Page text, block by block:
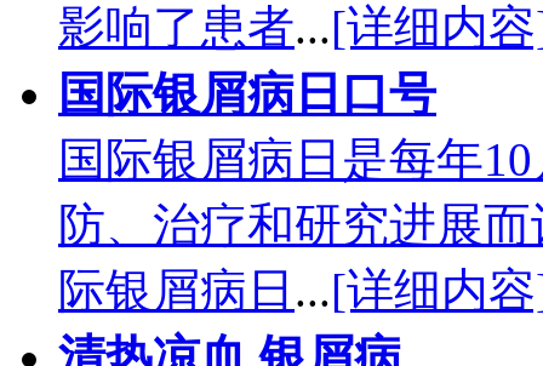
影响了患者...[详细内
国际银屑病日口号
国际银屑病日是每年
防、治疗和研究进展
际银屑病日 ...[详细内